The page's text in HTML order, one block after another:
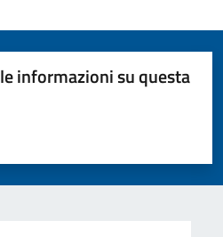
informazioni su questa
su 5
su 5